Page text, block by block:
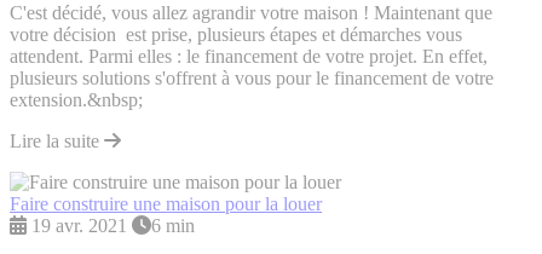
C'est décidé, vous allez agrandir votre maison ! Maintenant que
votre décision est prise, plusieurs étapes et démarches vous
attendent. Parmi elles : le financement de votre projet. En effet,
plusieurs solutions s'offrent à vous pour le financement de votre
extension.&nbsp;
Lire la suite
Faire construire une maison pour la louer
19 avr. 2021
6 min